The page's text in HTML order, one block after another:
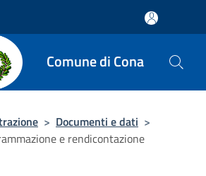
Comune di Cona
> Documenti e dati >
e rendicontazione